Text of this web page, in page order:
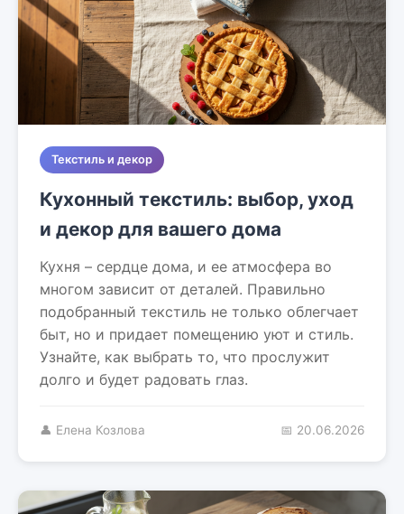
Текстиль и декор
Кухонный текстиль: выбор, уход
и декор для вашего дома
Кухня – сердце дома, и ее атмосфера во
многом зависит от деталей. Правильно
подобранный текстиль не только облегчает
быт, но и придает помещению уют и стиль.
Узнайте, как выбрать то, что прослужит
долго и будет радовать глаз.
👤 Елена Козлова 📅 20.06.2026